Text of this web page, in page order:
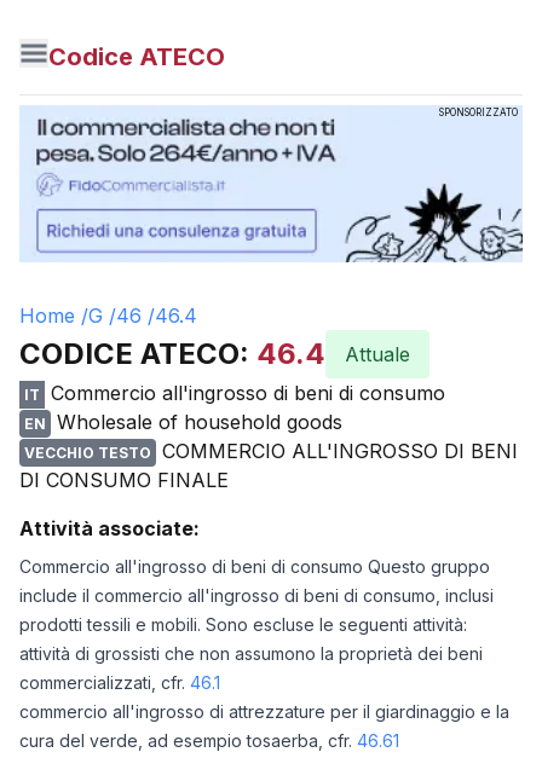
Codice ATECO
SPONSORIZZATO
Home /G /46 /46.4
CODICE ATECO: 46.4 Attuale
IT Commercio all'ingrosso di beni di consumo
EN Wholesale of household goods
VECCHIO TESTO
COMMERCIO ALL'INGROSSO DI BENI
DI CONSUMO FINALE
Attività associate:
Commercio all'ingrosso di beni di consumo Questo gruppo
include il commercio all'ingrosso di beni di consumo, inclusi
prodotti tessili e mobili. Sono escluse le seguenti attività:
attività di grossisti che non assumono la proprietà dei beni
commercializzati, cfr. 46.1
commercio all'ingrosso di attrezzature per il giardinaggio e la
cura del verde, ad esempio tosaerba, cfr. 46.61